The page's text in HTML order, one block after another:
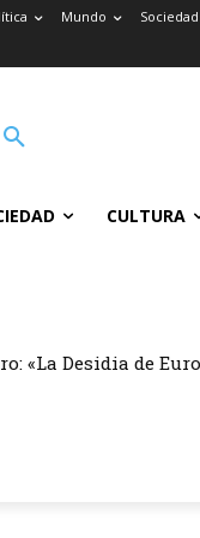
Mundo Sociedad
CULTURA
«La Desidia de